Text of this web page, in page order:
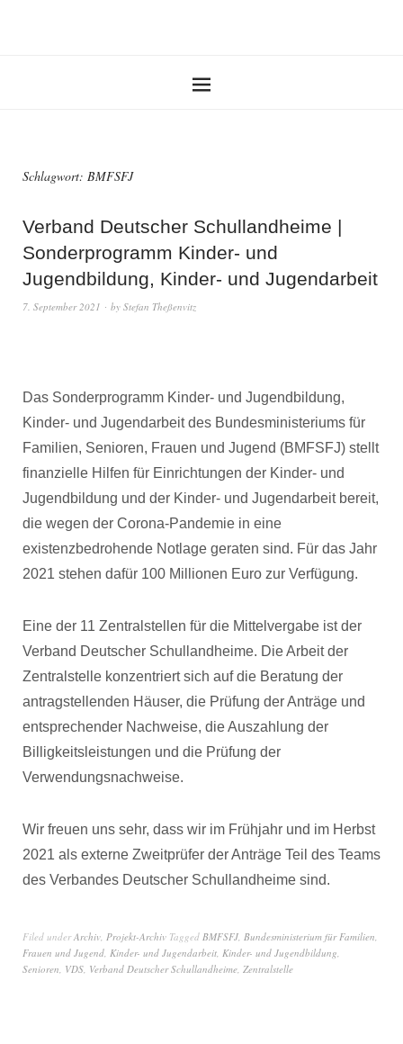
Schlagwort: BMFSFJ
Verband Deutscher Schullandheime |
Sonderprogramm Kinder- und
Jugendbildung, Kinder- und Jugendarbeit
7. September 2021 by Stefan Theßenvitz
Das Sonderprogramm Kinder- und Jugendbildung,
Kinder- und Jugendarbeit des Bundesministeriums für
Familien, Senioren, Frauen und Jugend (BMFSFJ) stellt
finanzielle Hilfen für Einrichtungen der Kinder- und
Jugendbildung und der Kinder- und Jugendarbeit bereit,
die wegen der Corona-Pandemie in eine
existenzbedrohende Notlage geraten sind. Für das Jahr
2021 stehen dafür 100 Millionen Euro zur Verfügung.
Eine der 11 Zentralstellen für die Mittelvergabe ist der
Verband Deutscher Schullandheime. Die Arbeit der
Zentralstelle konzentriert sich auf die Beratung der
antragstellenden Häuser, die Prüfung der Anträge und
entsprechender Nachweise, die Auszahlung der
Billigkeitsleistungen und die Prüfung der
Verwendungsnachweise.
Wir freuen uns sehr, dass wir im Frühjahr und im Herbst
2021 als externe Zweitprüfer der Anträge Teil des Teams
des Verbandes Deutscher Schullandheime sind.
Filed underArchiv, Projekt-Archiv Tagged BMFSFJ, Bundesministerium für Familien,
Frauen und Jugend, Kinder- und Jugendarbeit, Kinder- und Jugendbildung,
Senioren, VDS, Verband Deutscher Schullandheime, Zentralstelle